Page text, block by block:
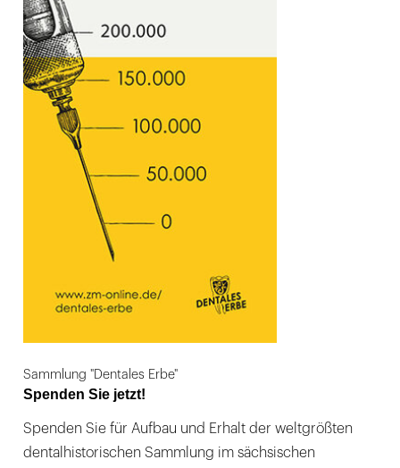
Sammlung "Dentales Erbe"
Spenden Sie jetzt!
Spenden Sie für Aufbau und Erhalt der weltgrößten
dentalhistorischen Sammlung im sächsischen